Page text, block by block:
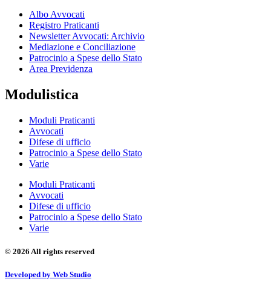
Albo Avvocati
Registro Praticanti
Newsletter Avvocati: Archivio
Mediazione e Conciliazione
Patrocinio a Spese dello Stato
Area Previdenza
Modulistica
Moduli Praticanti
Avvocati
Difese di ufficio
Patrocinio a Spese dello Stato
Varie
Moduli Praticanti
Avvocati
Difese di ufficio
Patrocinio a Spese dello Stato
Varie
© 2026 All rights reserved
Developed by Web Studio